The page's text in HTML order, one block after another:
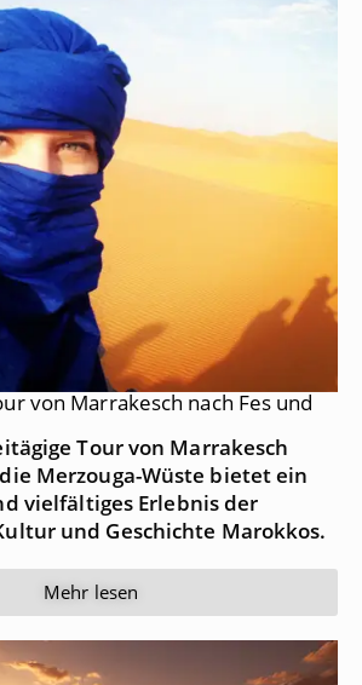
von Marrakesch nach Fes und
Tour von Marrakesch
Merzouga-Wüste bietet ein
vielfältiges Erlebnis der
und Geschichte Marokkos.
Mehr lesen